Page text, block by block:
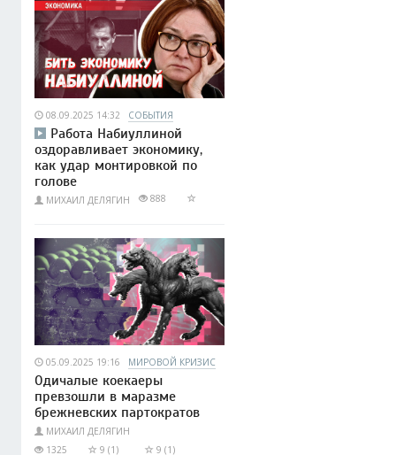
08.09.2025 14:32 СОБЫТИЯ
Работа Набиуллиной
оздоравливает экономику,
как удар монтировкой по
голове
МИХАИЛ ДЕЛЯГИН 888
05.09.2025 19:16 МИРОВОЙ КРИЗИС
Одичалые коекаеры
превзошли в маразме
брежневских партократов
МИХАИЛ ДЕЛЯГИН
1325
9 (1) 9 (1)